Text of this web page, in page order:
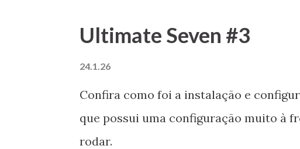
Ultimate Seven #3
24.1.26
Confira como foi a instalação e
que possui uma configuração muito à
rodar.